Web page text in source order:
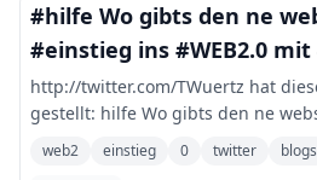
#hilfe Wo gibts den ne
#einstieg ins #WEB2.0
#Blogs usw?
http://twitter.com/TWuertz hat
gestellt: hilfe Wo gibts den ne
WEB2.0 mit twitter FB Blogs usw?
web2 einstieg 0 twitter blogs